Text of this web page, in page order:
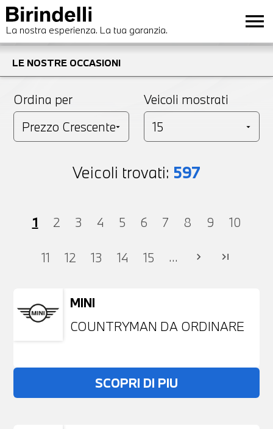
La nostra esperienza. La tua garanzia. menu
LE NOSTRE OCCASIONI
Ordina per Veicoli mostrati
Veicoli trovati: 597
1 2 3 4 5 6 7 8 9 10
11 12 13 14 15 ... chevron_right last_page
MINI
COUNTRYMAN DA ORDINARE
SCOPRI DI PIU